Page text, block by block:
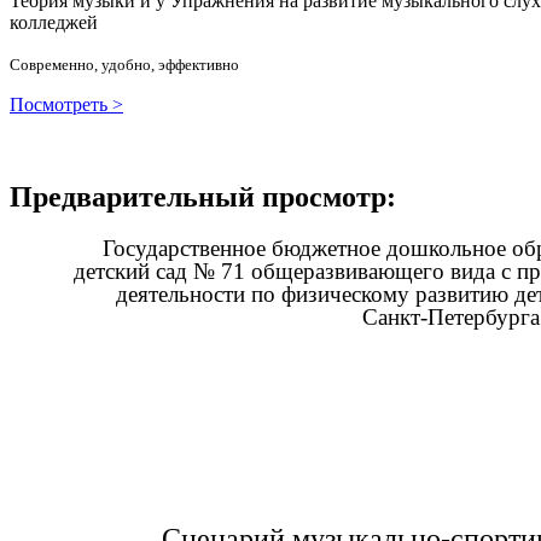
колледжей
Современно, удобно, эффективно
Посмотреть >
Предварительный просмотр:
Государственное бюджетное дошкольное
детский сад № 71 общеразвивающего вида с
деятельности по физическому развитию
Санкт-Петербурга